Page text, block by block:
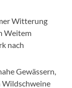
Witterung
Weitem
nach
Gewässern,
Wildschweine